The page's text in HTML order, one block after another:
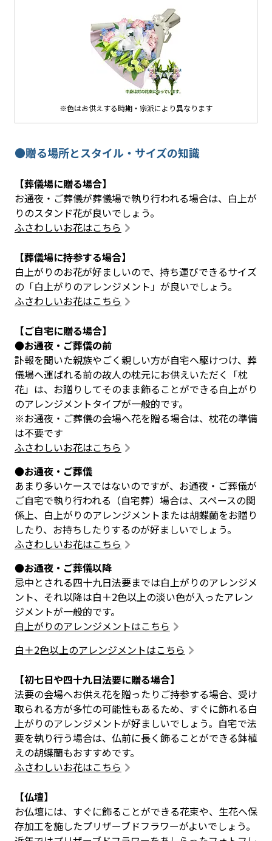
※色はお供えする時期・宗派により異なります
●贈る場所とスタイル・サイズの知識
【葬儀場に贈る場合】
お通夜・ご葬儀が葬儀場で執り行われる場合は、白上が
りのスタンド花が良いでしょう。
ふさわしいお花はこちら
【葬儀場に持参する場合】
白上がりのお花が好ましいので、持ち運びできるサイズ
の「白上がりのアレンジメント」が良いでしょう。
ふさわしいお花はこちら
【ご自宅に贈る場合】
●お通夜・ご葬儀の前
訃報を聞いた親族やごく親しい方が自宅へ駆けつけ、葬
儀場へ運ばれる前の故人の枕元にお供えいただく「枕
花」は、お贈りしてそのまま飾ることができる白上がり
のアレンジメントタイプが一般的です。
※お通夜・ご葬儀の会場へ花を贈る場合は、枕花の準備
は不要です
ふさわしいお花はこちら
●お通夜・ご葬儀
あまり多いケースではないのですが、お通夜・ご葬儀が
ご自宅で執り行われる（自宅葬）場合は、スペースの関
係上、白上がりのアレンジメントまたは胡蝶蘭をお贈り
したり、お持ちしたりするのが好ましいでしょう。
ふさわしいお花はこちら
●お通夜・ご葬儀以降
忌中とされる四十九日法要までは白上がりのアレンジメ
ント、それ以降は白＋2色以上の淡い色が入ったアレン
ジメントが一般的です。
白上がりのアレンジメントはこちら
白＋2色以上のアレンジメントはこちら
【初七日や四十九日法要に贈る場合】
法要の会場へお供え花を贈ったりご持参する場合、受け
取られる方が多忙の可能性もあるため、すぐに飾れる白
上がりのアレンジメントが好ましいでしょう。自宅で法
要を執り行う場合は、仏前に長く飾ることができる鉢植
えの胡蝶蘭もおすすめです。
ふさわしいお花はこちら
【仏壇】
お仏壇には、すぐに飾ることができる花束や、生花へ保
存加工を施したプリザーブドフラワーがよいでしょう。